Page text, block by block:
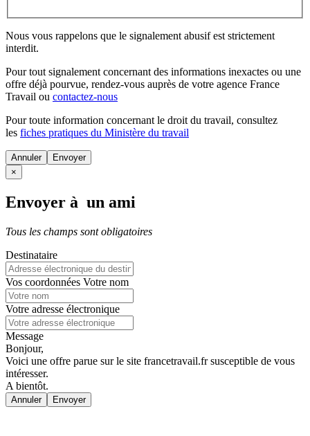
Nous vous rappelons que le signalement abusif est strictement
interdit.
Pour tout signalement concernant des informations inexactes ou une
offre déjà pourvue, rendez-vous auprès de votre agence France
Travail ou contactez-nous
Pour toute information concernant le droit du travail, consultez
les fiches pratiques du Ministère du travail
Annuler
×
Envoyer à un ami
Tous les champs sont obligatoires
Destinataire
Vos coordonnées Votre nom
Votre adresse électronique
Message
Bonjour,
Voici une offre parue sur le site francetravail.fr susceptible de vous
intéresser.
A bientôt.
Annuler